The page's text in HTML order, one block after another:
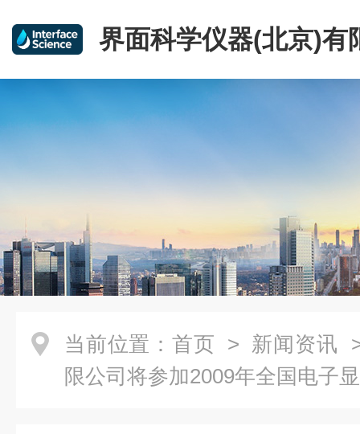
界面科学仪器(北京)有
当前位置： 首页 > 新闻资讯
限公司将参加2009年全国电子